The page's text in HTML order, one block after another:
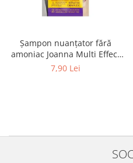
Șampon nuanțator fără
amoniac Joanna Multi Effect
05, Roșu Coacăză, 35 ml
7,90 Lei